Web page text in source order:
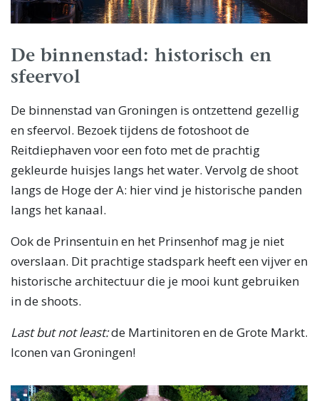
De binnenstad: historisch en
sfeervol
De binnenstad van Groningen is ontzettend gezellig
en sfeervol. Bezoek tijdens de fotoshoot de
Reitdiephaven voor een foto met de prachtig
gekleurde huisjes langs het water. Vervolg de shoot
langs de Hoge der A: hier vind je historische panden
langs het kanaal.
Ook de Prinsentuin en het Prinsenhof mag je niet
overslaan. Dit prachtige stadspark heeft een vijver en
historische architectuur die je mooi kunt gebruiken
in de shoots.
Last but not least:de Martinitoren en de Grote Markt.
Iconen van Groningen!